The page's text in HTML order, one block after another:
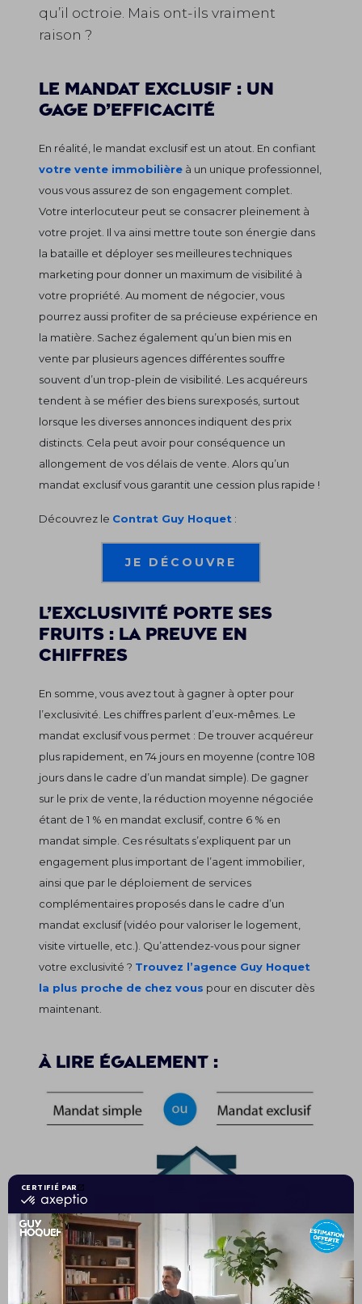
qu’il octroie. Mais ont-ils vraiment
raison ?
Le mandat exclusif : un
gage d’efficacité
En réalité, le mandat exclusif est un atout. En confiant
votre vente immobilière à un unique professionnel,
vous vous assurez de son engagement complet.
Votre interlocuteur peut se consacrer pleinement à
votre projet. Il va ainsi mettre toute son énergie dans
la bataille et déployer ses meilleures techniques
marketing pour donner un maximum de visibilité à
votre propriété. Au moment de négocier, vous
pourrez aussi profiter de sa précieuse expérience en
la matière. Sachez également qu’un bien mis en
vente par plusieurs agences différentes souffre
souvent d’un trop-plein de visibilité. Les acquéreurs
tendent à se méfier des biens surexposés, surtout
lorsque les diverses annonces indiquent des prix
distincts. Cela peut avoir pour conséquence un
allongement de vos délais de vente. Alors qu’un
mandat exclusif vous garantit une cession plus rapide !
Découvrez le Contrat Guy Hoquet :
JE DÉCOUVRE
L’exclusivité porte ses
fruits : la preuve en
chiffres
En somme, vous avez tout à gagner à opter pour
l’exclusivité. Les chiffres parlent d’eux-mêmes. Le
mandat exclusif vous permet : De trouver acquéreur
plus rapidement, en 74 jours en moyenne (contre 108
jours dans le cadre d’un mandat simple). De gagner
sur le prix de vente, la réduction moyenne négociée
étant de 1 % en mandat exclusif, contre 6 % en
mandat simple. Ces résultats s’expliquent par un
engagement plus important de l’agent immobilier,
ainsi que par le déploiement de services
complémentaires proposés dans le cadre d’un
mandat exclusif (vidéo pour valoriser le logement,
visite virtuelle, etc.). Qu’attendez-vous pour signer
votre exclusivité ? Trouvez l’agence Guy Hoquet
la plus proche de chez vous pour en discuter dès
maintenant.
À lire également :